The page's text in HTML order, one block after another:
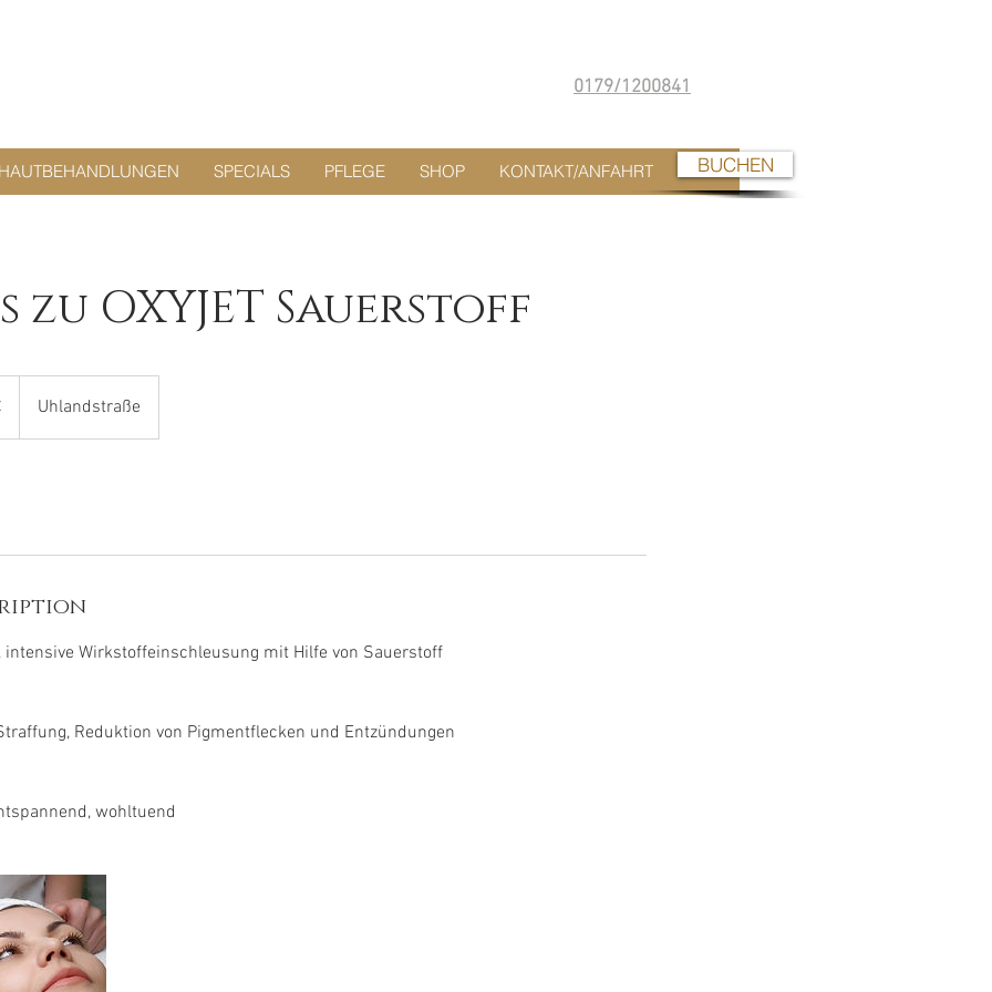
0179/1200841
SPECIALS PFLEGE SHOP KONTAKT/ANFAHRT BUCHEN
zu OXYJET Sauerstoff
Uhlandstraße
intensive Wirkstoffeinschleusung mit Hilfe von Sauerstoff
Reduktion von Pigmentflecken und Entzündungen
wohltuend